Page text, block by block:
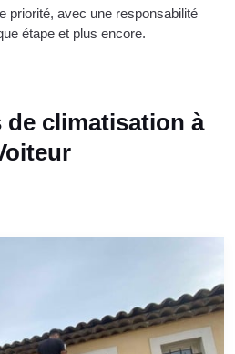
priorité, avec une responsabilité
étape et plus encore.
de climatisation à